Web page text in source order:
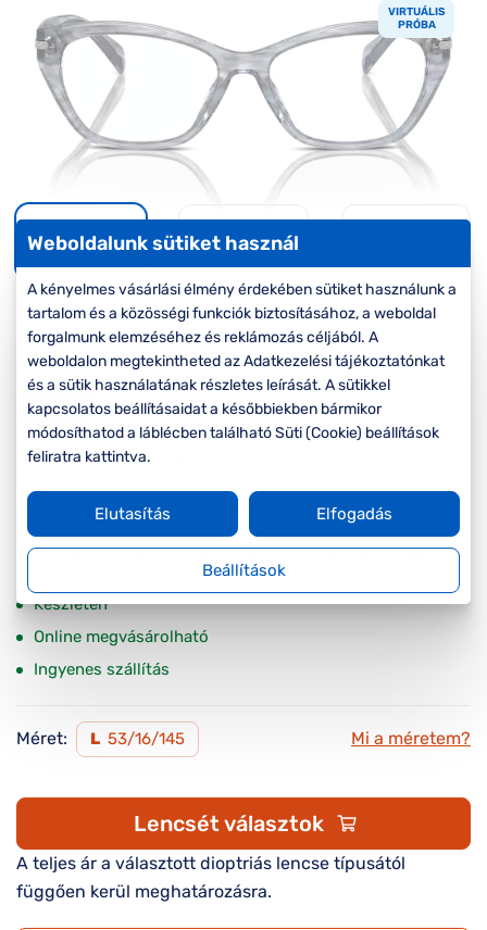
minden
szemüvegekre
Seen Belépőár
ajánlat
VIRTUÁLIS
PRÓBA
Virtuális
próba
-20%
Korábbi ár: 45.000 Ft
Akciós ár: 36.000 Ft
A feltűntetett ár a szemüvegkeretre vonatkozik.
Készleten
Online megvásárolható
Ingyenes szállítás
Méret: L 53/16/145 Mi a méretem?
Lencsét választok
A teljes ár a választott dioptriás lencse típusától
függően kerül meghatározásra.
Weboldalunk sütiket használ
A kényelmes vásárlási élmény érdekében sütiket használunk a
tartalom és a közösségi funkciók biztosításához, a weboldal
forgalmunk elemzéséhez és reklámozás céljából. A
weboldalon megtekintheted az Adatkezelési tájékoztatónkat
és a sütik használatának részletes leírását. A sütikkel
kapcsolatos beállításaidat a későbbiekben bármikor
módosíthatod a láblécben található Süti (Cookie) beállítások
feliratra kattintva.
Beállítások
Elutasítás Elfogadás